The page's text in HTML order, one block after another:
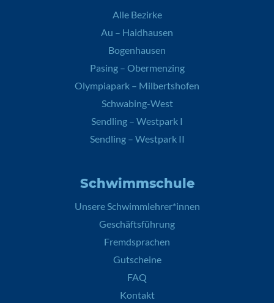
Alle Bezirke
Au – Haidhausen
Bogenhausen
Pasing – Obermenzing
Olympiapark – Milbertshofen
Schwabing-West
Sendling – Westpark I
Sendling – Westpark II
Schwimmschule
Unsere Schwimmlehrer*innen
Geschäftsführung
Fremdsprachen
Gutscheine
FAQ
Kontakt